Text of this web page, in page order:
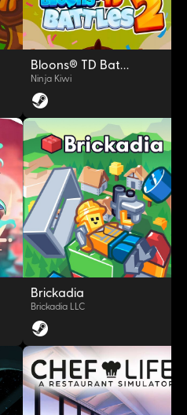
OYNAT
Bloons® TD Battles 2
Ninja Kiwi
OYNAT
Brickadia
Brickadia LLC